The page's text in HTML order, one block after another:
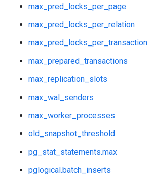
max_pred_locks_per_page
max_pred_locks_per_relation
max_pred_locks_per_transaction
max_prepared_transactions
max_replication_slots
max_wal_senders
max_worker_processes
old_snapshot_threshold
pg_stat_statements.max
pglogical.batch_inserts